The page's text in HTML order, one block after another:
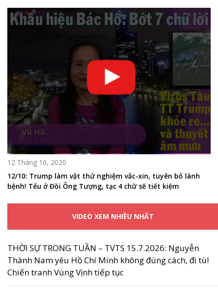
12 Tháng 10, 2020
12/10: Trump làm vật thử nghiệm vắc-xin, tuyên bố lành
bệnh! Tếu ở Đồi Ông Tượng, tạc 4 chữ sẽ tiết kiệm
VIDEO XEM NHIỀU NHẤT
THỜI SỰ TRONG TUẦN – TVTS 15.7.2026: Nguyễn
Thành Nam yêu Hồ Chí Minh không đúng cách, đi tù!
Chiến tranh Vùng Vịnh tiếp tục